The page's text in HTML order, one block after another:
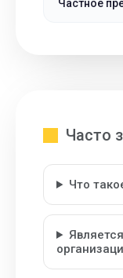
Частное
Часто
Что